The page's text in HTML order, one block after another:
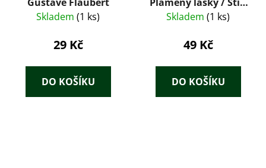
Skladem (1 ks)
29 Kč
DO KOŠÍKU
v písčinách / Dělej, že
Skladem (1 ks)
49 Kč
DO KOŠÍKU